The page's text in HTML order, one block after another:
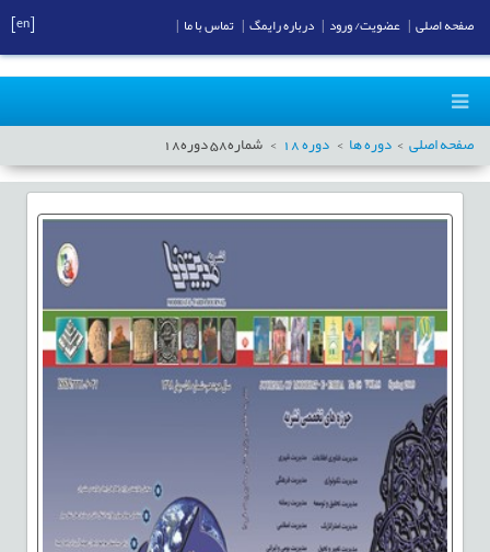
صفحه اصلی دوره ها دوره18 شماره58دوره18
صفحه اصلی عضویت/ ورود درباره رایمگ تماس با ما